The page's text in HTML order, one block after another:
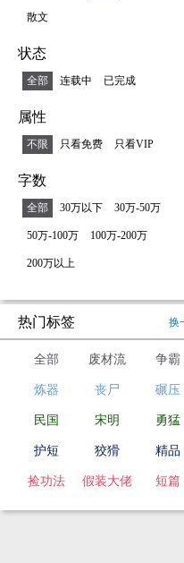
散文
状态
全部 连载中 已完成
属性
不限 只看免费 只看VIP
字数
全部 30万以下 30万-50万
50万-100万 100万-200万
200万以上
热门标签 换
全部 废材流 争霸
炼器 丧尸 碾压
民国 宋明 勇猛
护短 狡猾 精品
捡功法 假装大佬 短篇